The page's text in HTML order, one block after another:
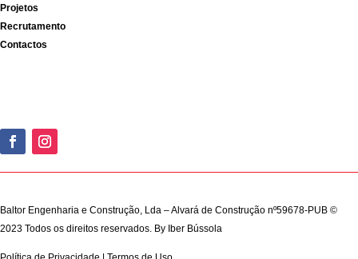
Projetos
Recrutamento
Contactos
Baltor Engenharia e Construção, Lda – Alvará de Construção nº59678-PUB ©
2023 Todos os direitos reservados. By Iber Bússola